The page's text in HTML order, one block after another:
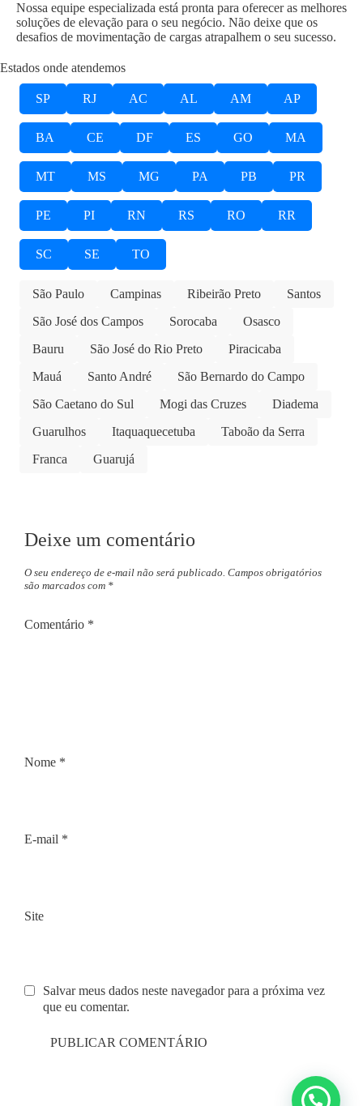
Nossa equipe especializada está pronta para oferecer as melhores
soluções de elevação para o seu negócio. Não deixe que os
desafios de movimentação de cargas atrapalhem o seu sucesso.
Estados onde atendemos
SP RJ AC AL AM AP
BA CE DF ES GO MA
MT MS MG PA PB PR
PE PI RN RS RO RR
SC SE TO
São Paulo Campinas Ribeirão Preto
Santos
São José dos Campos
Sorocaba
Osasco
Bauru
São José do Rio Preto
Piracicaba
Mauá
Santo André
São Bernardo do Campo
São Caetano do Sul
Mogi das Cruzes
Diadema
Guarulhos
Itaquaquecetuba
Taboão da Serra
Franca
Guarujá
Deixe um comentário
O seu endereço de e-mail não será publicado. Campos obrigatórios
são marcados com *
Comentário *
Nome *
E-mail *
Site
Salvar meus dados neste navegador para a próxima vez
que eu comentar.